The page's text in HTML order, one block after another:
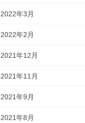
2022年3月
2022年2月
2021年12月
2021年11月
2021年9月
2021年8月